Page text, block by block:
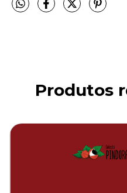
Produtos